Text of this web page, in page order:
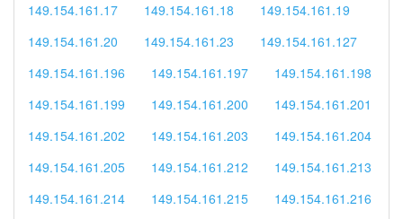
149.154.161.17
149.154.161.18
149.154.161.19
149.154.161.20
149.154.161.23
149.154.161.127
149.154.161.196
149.154.161.197
149.154.161.198
149.154.161.199
149.154.161.200
149.154.161.201
149.154.161.202
149.154.161.203
149.154.161.204
149.154.161.205
149.154.161.212
149.154.161.213
149.154.161.214
149.154.161.215
149.154.161.216